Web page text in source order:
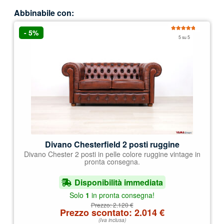
Abbinabile con:
5 su 5
Divano Chesterfield 2 posti ruggine
Divano Chester 2 posti in pelle colore ruggine vintage in
pronta consegna.
- 5%
Disponibilità immediata
Solo 1 in pronta consegna!
Prezzo:2.120€
Prezzo scontato: 2.014€
(Iva inclusa)